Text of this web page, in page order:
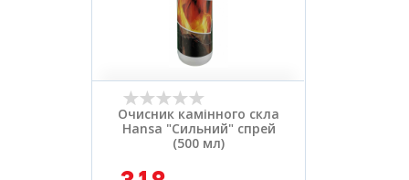
Очисник камінного скла
Hansa "Сильний" спрей
(500 мл)